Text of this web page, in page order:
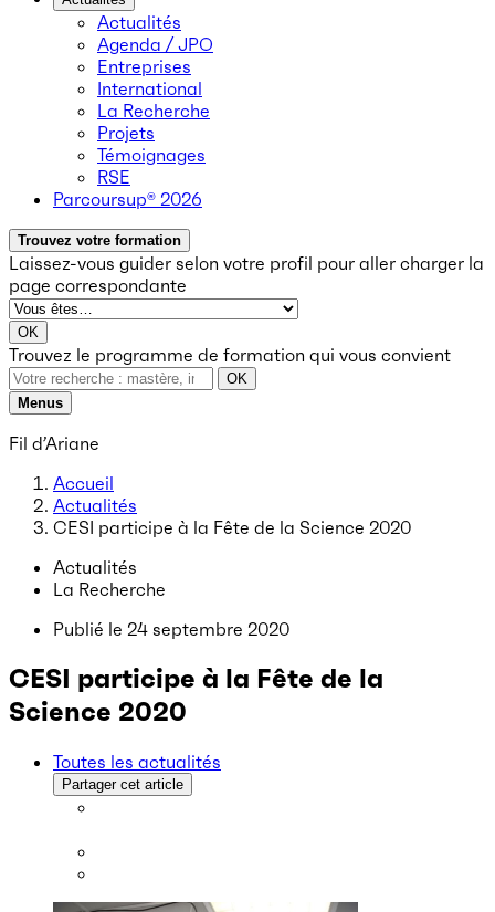
Actualités
Agenda / JPO
Entreprises
International
La Recherche
Projets
Témoignages
RSE
Parcoursup® 2026
Trouvez votre formation
Laissez-vous guider selon votre profil pour aller charger la
page correspondante
OK
Trouvez le programme de formation qui vous convient
OK
Menus
Fil d’Ariane
Accueil
Actualités
CESI participe à la Fête de la Science 2020
Actualités
La Recherche
Publié le 24 septembre 2020
CESI participe à la Fête de la
Science 2020
Toutes les actualités
Partager cet article